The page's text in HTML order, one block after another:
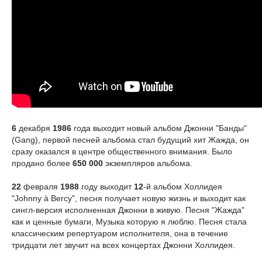
6 декабря 1986 года выходит новый альбом Джонни "Банды"
(Gang), первой песней альбома стал будущий хит Жажда, он
сразу оказался в центре общественного внимания. Было
продано более 650 000 экземпляров альбома.
22 февраля 1988 году выходит 12-й альбом Холлидея
"Johnny à Bercy", песня получает новую жизнь и выходит как
сингл-версия исполненная Джонни в живую. Песня "Жажда"
как и ценные бумаги, Музыка которую я люблю. Песня стала
классическим репертуаром исполнителя, она в течение
тридцати лет звучит на всех концертах Джонни Холлидея.